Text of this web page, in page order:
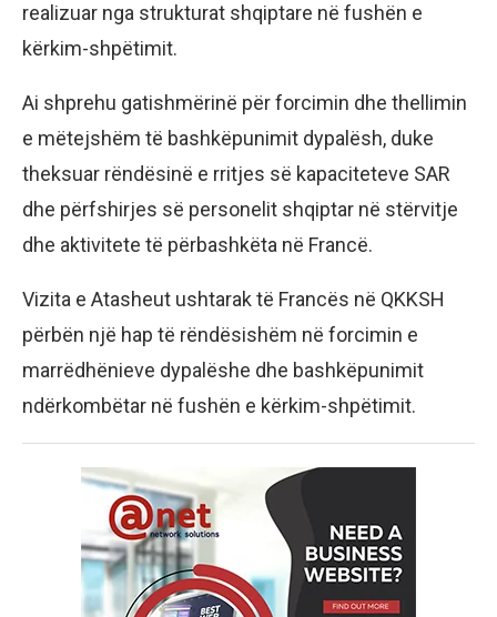
realizuar nga strukturat shqiptare në fushën e
kërkim-shpëtimit.
Ai shprehu gatishmërinë për forcimin dhe thellimin
e mëtejshëm të bashkëpunimit dypalësh, duke
theksuar rëndësinë e rritjes së kapaciteteve SAR
dhe përfshirjes së personelit shqiptar në stërvitje
dhe aktivitete të përbashkëta në Francë.
Vizita e Atasheut ushtarak të Francës në QKKSH
përbën një hap të rëndësishëm në forcimin e
marrëdhënieve dypalëshe dhe bashkëpunimit
ndërkombëtar në fushën e kërkim-shpëtimit.